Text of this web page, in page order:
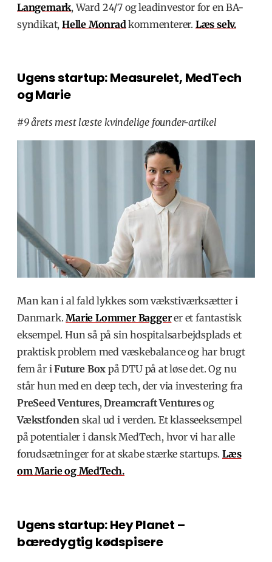
Langemark, Ward 24/7 og leadinvestor for en BA-
syndikat, Helle Monrad kommenterer. Læs selv.
Ugens startup: Measurelet, MedTech
og Marie
#9 årets mest læste kvindelige founder-artikel
Man kan i al fald lykkes som vækstiværksætter i
Danmark.Marie Lommer Baggerer et fantastisk
eksempel. Hun så på sin hospitalsarbejdsplads et
praktisk problem med væskebalance og har brugt
fem år iFuture Box på DTU på at løse det. Og nu
står hun med en deep tech, der via investering fra
PreSeed Ventures,Dreamcraft Venturesog
Vækstfonden skal ud i verden. Et klasseeksempel
på potentialer i dansk MedTech, hvor vi har alle
forudsætninger for at skabe stærke startups. Læs
om Marie og MedTech.
Ugens startup: Hey Planet –
bæredygtig kødspisere